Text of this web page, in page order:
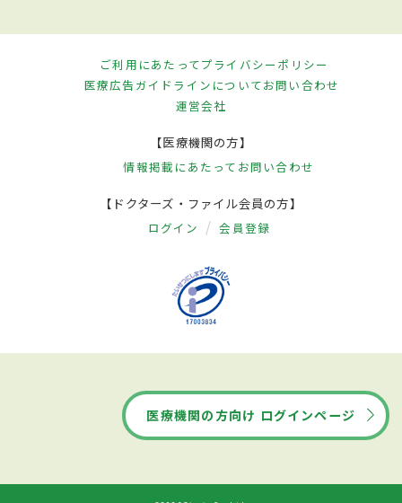
ご利用にあたってプライバシーポリシー
医療広告ガイドラインについてお問い合わせ
運営会社
【医療機関の方】
情報掲載にあたって お問い合わせ
【ドクターズ・ファイル会員の方】
ログイン 会員登録
医療機関の方向け ログインページ